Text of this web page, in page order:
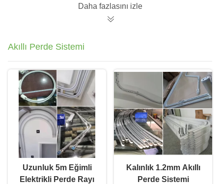
Daha fazlasını izle
Akıllı Perde Sistemi
Uzunluk 5m Eğimli
Elektrikli Perde Rayı
Kalınlık 1.2mm Akıllı
Perde Sistemi